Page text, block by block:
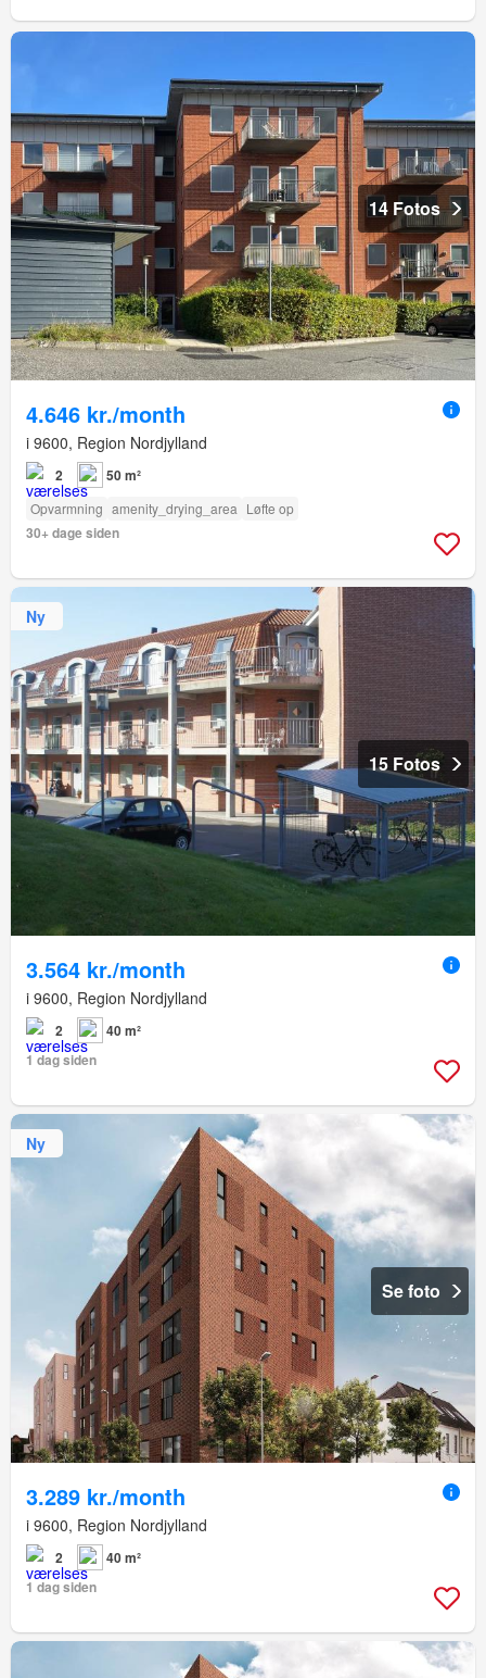
14 Fotos
4.646 kr./month
i 9600, Region Nordjylland
2 50 m²
Opvarmning amenity_drying_area Løfte op
30+ dage siden
Ny
15 Fotos
3.564 kr./month
i 9600, Region Nordjylland
2
40 m²
1 dag siden
Ny
Se foto
3.289 kr./month
i 9600, Region Nordjylland
2
40 m²
1 dag siden